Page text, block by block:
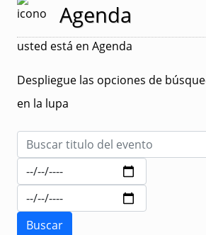
Agenda
usted está en Agenda
Despliegue las opciones de
en la lupa